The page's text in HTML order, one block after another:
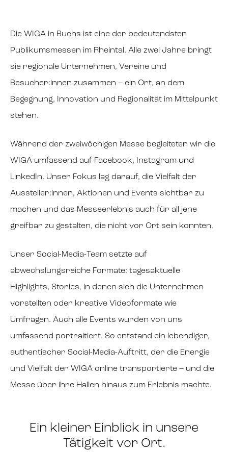
Die WIGA in Buchs ist eine der bedeutendsten
Publikumsmessen im Rheintal. Alle zwei Jahre bringt
sie regionale Unternehmen, Vereine und
Besucher:innen zusammen – ein Ort, an dem
Begegnung, Innovation und Regionalität im Mittelpunkt
stehen.
Während der zweiwöchigen Messe begleiteten wir die
WIGA umfassend auf Facebook, Instagram und
LinkedIn. Unser Fokus lag darauf, die Vielfalt der
Aussteller:innen, Aktionen und Events sichtbar zu
machen und das Messeerlebnis auch für all jene
greifbar zu gestalten, die nicht vor Ort sein konnten.
Unser Social-Media-Team setzte auf
abwechslungsreiche Formate: tagesaktuelle
Highlights, Stories, in denen sich die Unternehmen
vorstellten oder kreative Videoformate wie
Umfragen. Auch alle Events wurden von uns
umfassend portraitiert. So entstand ein lebendiger,
authentischer Social-Media-Auftritt, der die Energie
und Vielfalt der WIGA online transportierte – und die
Messe über ihre Hallen hinaus zum Erlebnis machte.
Ein kleiner Einblick in unsere
Tätigkeit vor Ort.